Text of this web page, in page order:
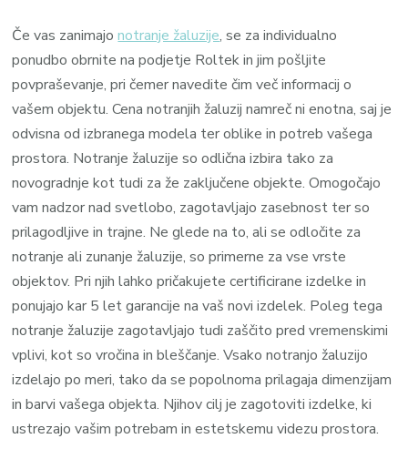
Če vas zanimajonotranje žaluzije, se za individualno
ponudbo obrnite na podjetje Roltek in jim pošljite
povpraševanje, pri čemer navedite čim več informacij o
vašem objektu. Cena notranjih žaluzij namreč ni enotna, saj je
odvisna od izbranega modela ter oblike in potreb vašega
prostora. Notranje žaluzije so odlična izbira tako za
novogradnje kot tudi za že zaključene objekte. Omogočajo
vam nadzor nad svetlobo, zagotavljajo zasebnost ter so
prilagodljive in trajne. Ne glede na to, ali se odločite za
notranje ali zunanje žaluzije, so primerne za vse vrste
objektov. Pri njih lahko pričakujete certificirane izdelke in
ponujajo kar 5 let garancije na vaš novi izdelek. Poleg tega
notranje žaluzije zagotavljajo tudi zaščito pred vremenskimi
vplivi, kot so vročina in bleščanje. Vsako notranjo žaluzijo
izdelajo po meri, tako da se popolnoma prilagaja dimenzijam
in barvi vašega objekta. Njihov cilj je zagotoviti izdelke, ki
ustrezajo vašim potrebam in estetskemu videzu prostora.